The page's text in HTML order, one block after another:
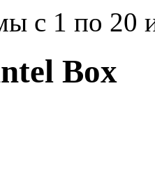
с 1 по 20
Box